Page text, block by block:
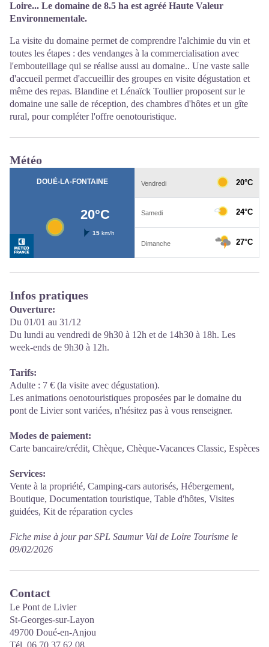
Loire... Le domaine de 8.5 ha est agréé Haute Valeur
Environnementale.
La visite du domaine permet de comprendre l'alchimie du vin et
toutes les étapes : des vendanges à la commercialisation avec
l'embouteillage qui se réalise aussi au domaine.. Une vaste salle
d'accueil permet d'accueillir des groupes en visite dégustation et
même des repas. Blandine et Lénaïck Toullier proposent sur le
domaine une salle de réception, des chambres d'hôtes et un gîte
rural, pour compléter l'offre oenotouristique.
Météo
Infos pratiques
Ouverture:
Du 01/01 au 31/12
Du lundi au vendredi de 9h30 à 12h et de 14h30 à 18h. Les
week-ends de 9h30 à 12h.
Tarifs:
Adulte : 7 € (la visite avec dégustation).
Les animations oenotouristiques proposées par le domaine du
pont de Livier sont variées, n'hésitez pas à vous renseigner.
Modes de paiement:
Carte bancaire/crédit, Chèque, Chèque-Vacances Classic, Espèces
Services:
Vente à la propriété, Camping-cars autorisés, Hébergement,
Boutique, Documentation touristique, Table d'hôtes, Visites
guidées, Kit de réparation cycles
Fiche mise à jour par SPL Saumur Val de Loire Tourisme le
09/02/2026
Contact
Le Pont de Livier
St-Georges-sur-Layon
49700 Doué-en-Anjou
Tél. 06 70 37 62 08